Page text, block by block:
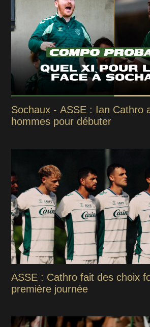
Sochaux - ASSE : Ian Cathro
hommes pour débuter
ASSE : Cathro fait des choix
première journée